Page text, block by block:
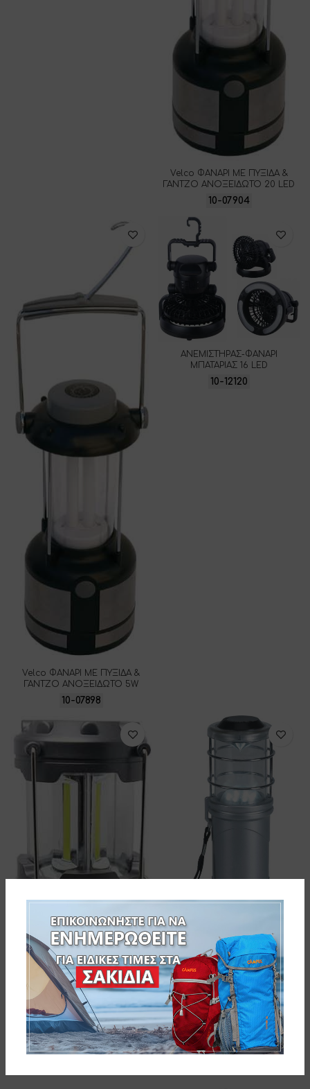
Velco ΦΑΝΑΡΙ ΜΕ ΠΥΞΙΔΑ &
ΓΑΝΤΖΟ ΑΝΟΞΕΙΔΩΤΟ 20 LED
10-07904
Velco ΦΑΝΑΡΙ ΜΕ ΠΥΞΙΔΑ &
ΓΑΝΤΖΟ ΑΝΟΞΕΙΔΩΤΟ 5W
10-07898
ΑΝΕΜΙΣΤΗΡΑΣ-ΦΑΝΑΡΙ
ΜΠΑΤΑΡΙΑΣ 16 LED
10-12120
ΦΑΝΑΡΙ ΜΠΑΤΑΡΙΑΣ
ΠΤΥΣΣΟΜΕΝΟ 3x1W
Velco ΦΑΚΟΣ-ΦΑΝΑΡΙ
ΜΠΑΤΑΡΙΑΣ 19 LED
10-12113